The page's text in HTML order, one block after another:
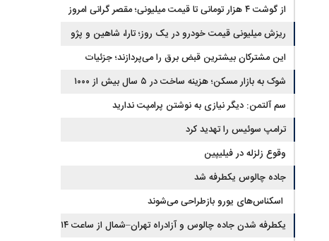
از گوشت ۴ هزار تومانی تا قیمت میلیونی؛ مقصر گرانی امروز
کیست؟
ریزش میلیونی قیمت خودرو در یک روز؛ تارا، شاهین و پژو
۲۰۷ غافلگیر کردند
این مشترکان بیشترین قبض برق را می‌پردازند؛ جزئیات
پله‌های جدید مصرف
شوک به بازار مسکن؛ هزینه ساخت در ۵ سال بیش از ۱۰۰۰
درصد جهش کرد
سم آلتمن: دیگر نیازی به نوشتن پرامپت ندارید
ترامپ سوئیس را تهدید کرد
وقوع زلزله در فیلیپین
جاده چالوس یکطرفه شد
اسکناس‌های یورو بازطراحی می‌شوند
یکطرفه شدن جاده چالوس و آزادراه تهران–شمال از ساعت ۱۴